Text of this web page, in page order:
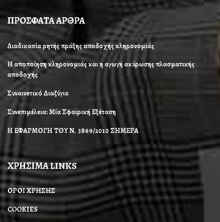
ΠΡΟΣΦΑΤΑ ΑΡΘΡΑ
Διαδικασία ρητής πράξης αποδοχής κληρονομιάς
Η αποποίηση κληρονομιάς και η αγωγή ακύρωσης πλασματικής
αποδοχής
Συναινετικό Διαζύγιο
Συνεπιμέλεια: Μία Σφαιρική Εξέταση
Η ΕΦΑΡΜΟΓΗ ΤΟΥ Ν. 3869/2010 ΣΗΜΕΡΑ
ΧΡΗΣΙΜΑ LINKS
ΟΡΟΙ ΧΡΗΣΗΣ
COOKIES